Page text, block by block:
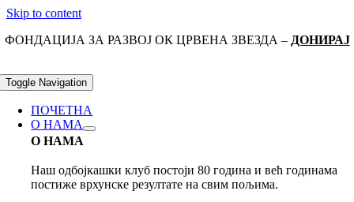
Skip to content
ФОНДАЦИЈА ЗА РАЗВОЈ ОК ЦРВЕНА ЗВЕЗДА – ДОНИРАЈ
Toggle Navigation
ПОЧЕТНА
О НАМА
О НАМА
Наш одбојкашки клуб постоји 80 годинa и већ годинама
постиже врхунске резултате на свим пољима.